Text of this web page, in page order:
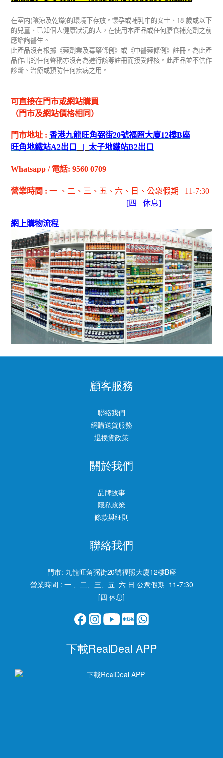
在室内(陰涼及乾燥)的環境下存放。懷孕或哺乳中的女士、 18 歲或以下
的兒童、已知個人健康狀況的人，在使用本產品或任何膳食補充劑之前
應諮詢醫生。
此產品沒有根據《藥劑業及毒藥條例》或《中醫藥條例》註冊。為此產
品作出的任何聲稱亦沒有為進行該等註冊而接受評核。此產品並不供作
診斷、治療或預防任何疾病之用。
可直接在門市或網站購買
（門市及網站價格相同）
門市地址 : 香港九龍旺角弼街20號福照大廈12樓B座
旺角地鐵站A2出 口 | 太子地鐵站B2出 口
Whatsapp / 電話: 9560 0709
營業時間 : 一 、二、三、五 、六 、日 、公衆假期
11-7:30
[四 休息]
網上購物流程
顧客服務
聯絡我們
網購送貨服務
退換貨政策
關於我們
品牌故事
隱私政策
條款與細則
聯絡我們
門市: 九龍旺角弼街20號福照大廈12樓B座
營業時間 : 一 、二、三、五 六 日 公衆假期 11-7:30
[四 休息]
下載RealDeal APP